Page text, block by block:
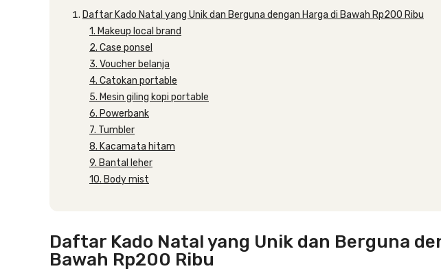
Daftar Kado Natal yang Unik dan Berguna dengan Harga di Bawah Rp200 Ribu
1. Makeup local brand
2. Case ponsel
3. Voucher belanja
4. Catokan portable
5. Mesin giling kopi portable
6. Powerbank
7. Tumbler
8. Kacamata hitam
9. Bantal leher
10. Body mist
Daftar Kado Natal yang Unik dan Berguna
Bawah Rp200 Ribu